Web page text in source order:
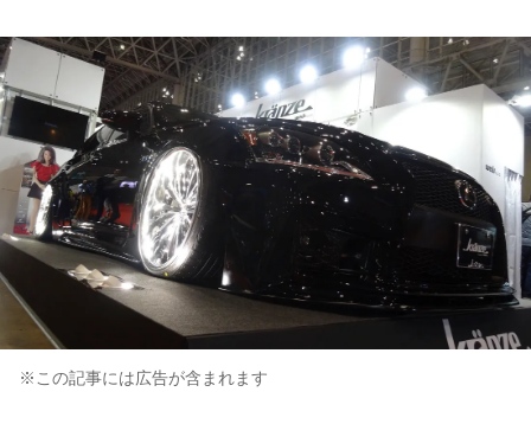
※この記事には広告が含まれます